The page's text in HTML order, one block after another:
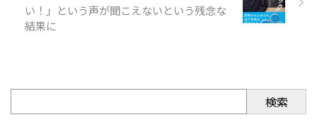
い！」という声が聞こえないという残念な
結果に
検索